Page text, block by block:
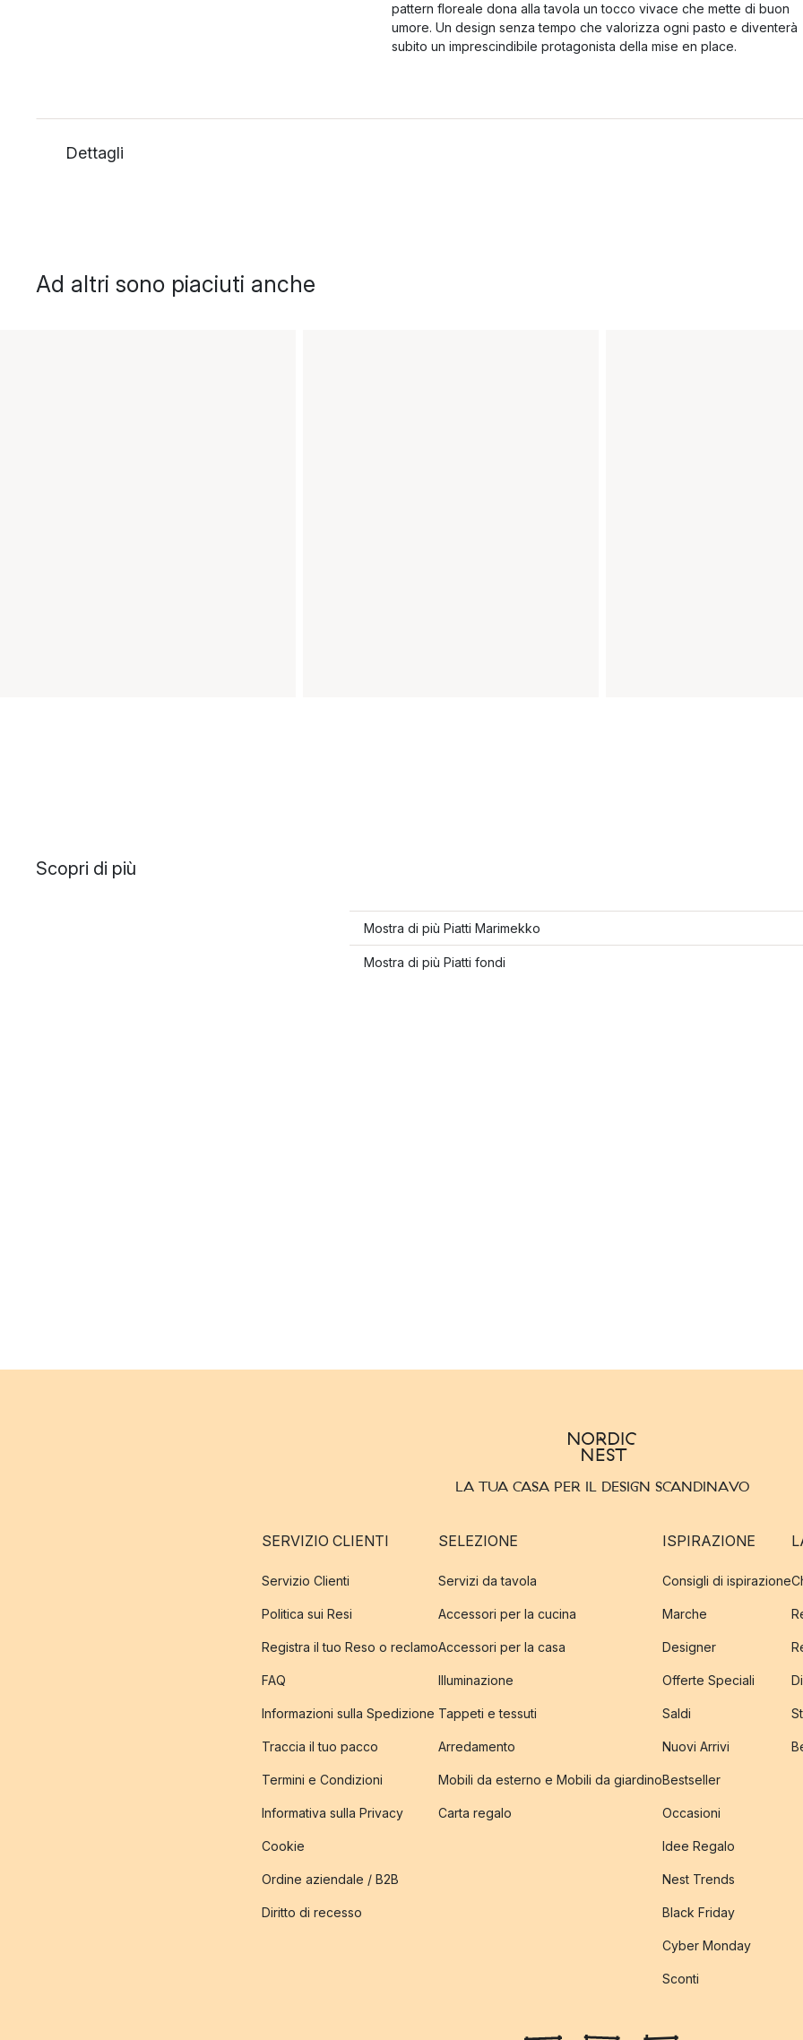
pattern floreale dona alla tavola un tocco vivace che mette di buon
umore. Un design senza tempo che valorizza ogni pasto e diventerà
subito un imprescindibile protagonista della mise en place.
Dettagli
Ad altri sono piaciuti anche
Scopri di più
Mostra di più Piatti Marimekko
Mostra di più Piatti fondi
LA TUA CASA PER IL DESIGN SCANDINAVO
SERVIZIO CLIENTI
Servizio Clienti
Politica sui Resi
Registra il tuo Reso o reclamo
FAQ
Informazioni sulla Spedizione
Traccia il tuo pacco
Termini e Condizioni
Informativa sulla Privacy
Cookie
Ordine aziendale / B2B
Diritto di recesso
SELEZIONE
Servizi da tavola
Accessori per la cucina
Accessori per la casa
Illuminazione
Tappeti e tessuti
Arredamento
Mobili da esterno e Mobili da giardino
Carta regalo
ISPIRAZIONE
Consigli di ispirazione
Marche
Designer
Offerte Speciali
Saldi
Nuovi Arrivi
Bestseller
Occasioni
Idee Regalo
Nest Trends
Black Friday
Cyber Monday
Sconti